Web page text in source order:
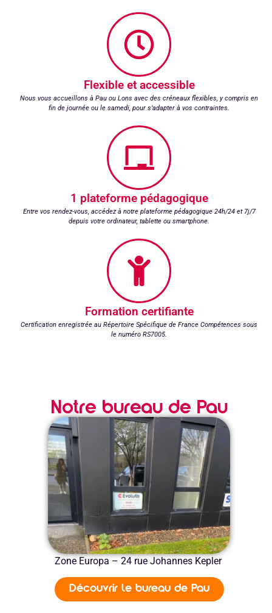
Flexible et accessible
Nous vous accueillons à Pau ou Lons avec des créneaux flexibles, y compris en
fin de journée ou le samedi, pour s’adapter à vos contraintes.
1 plateforme pédagogique
Entre vos rendez-vous, accédez à notre plateforme pédagogique 24h/24 et 7j/7
depuis votre ordinateur, tablette ou smartphone.
Formation certifiante
Certification enregistrée au Répertoire Spécifique de France Compétences sous
le numéro RS7005.
Notre bureau de Pau
Zone Europa – 24 rue Johannes Kepler
Découvrir le bureau de Pau